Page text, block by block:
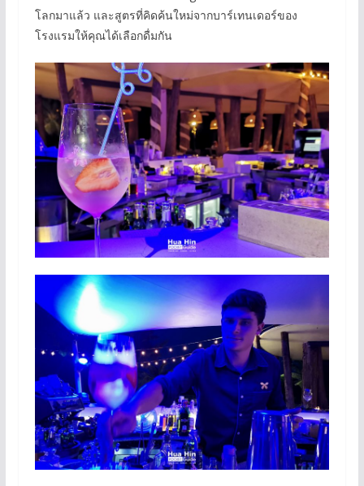
โลกมาแล้ว และสูตรที่คิดค้นใหม่จากบาร์เทนเดอร์ของ
โรงแรมให้คุณได้เลือกดื่มกัน